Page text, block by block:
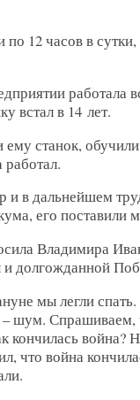
по 12 часов в
работала
встал в 14 лет.
ему станок,
работал.
и в дальнейшем
его поставили
Владимира
долгожданной
мы легли
шум. Спрашиваем,
кончилась война?
что война